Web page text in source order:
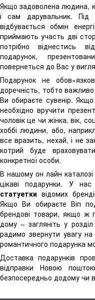
Якщо задоволена людина,
і сам дарувальник. Під
відбувається обмін
приймають участь дві
потрібно віднестись
подарунок,
повернеться до Вас у
Подарунок не
доречність, тобто
Ви обираєте сувенір.
необхідно вручити
чоловік це чи жінка, вік,
хоббі людини, або,
все вразить, нехай, і не
котрий буде
конкретної особи.
В нашому он лайн каталозі
цікаві подарунки. У
статуеткивідомих
Якщо Ви обираєте Віп
брендові товари, якщо ж
дому – загляніть у
радимо звернути увагу на
романтичного подарунка
Доставка подарунків
відправки Новою
безпосередньо додому чи